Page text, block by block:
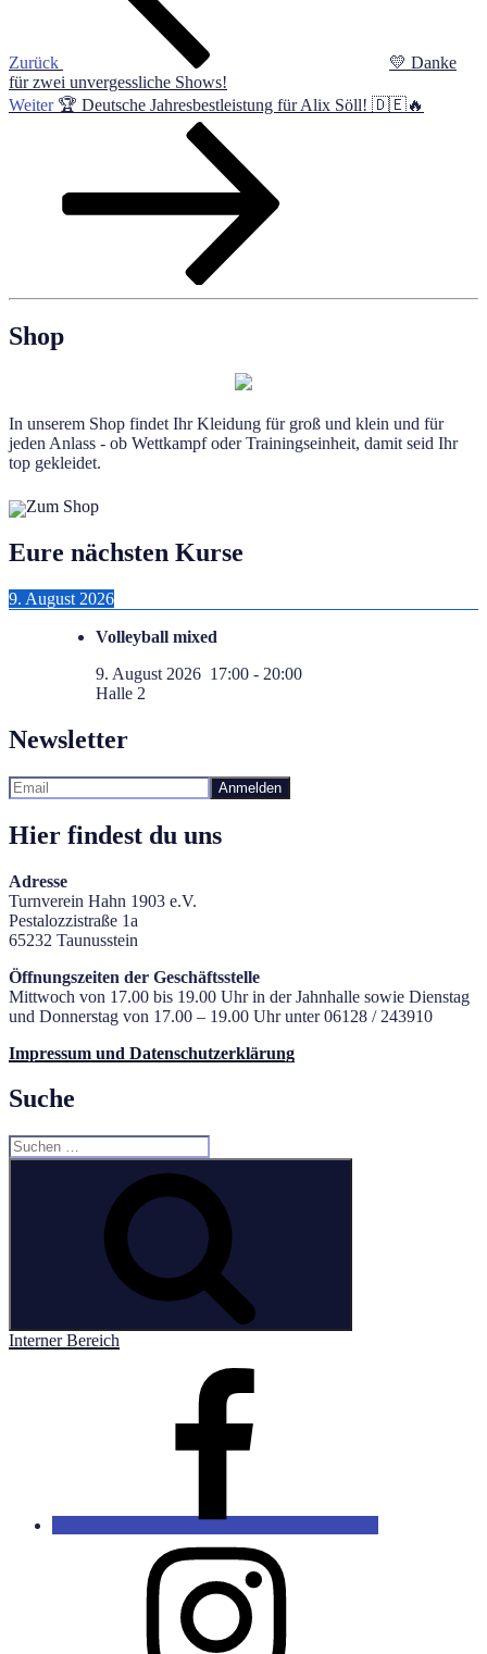
Zurück
💛 Danke
für zwei unvergessliche Shows!
Nächster
Weiter 🏆 Deutsche Jahresbestleistung für Alix Söll! 🇩🇪🔥
Shop
In unserem Shop findet Ihr Kleidung für groß und klein und für
jeden Anlass - ob Wettkampf oder Trainingseinheit, damit seid Ihr
top gekleidet.
Zum Shop
Eure nächsten Kurse
9. August 2026
Volleyball mixed
9. August 2026 17:00 - 20:00
Halle 2
Newsletter
Hier findest du uns
Adresse
Turnverein Hahn 1903 e.V.
Pestalozzistraße 1a
65232 Taunusstein
Öffnungszeiten der Geschäftsstelle
Mittwoch von 17.00 bis 19.00 Uhr in der Jahnhalle sowie Dienstag
und Donnerstag von 17.00 – 19.00 Uhr unter 06128 / 243910
Impressum und Datenschutzerklärung
Suche
Suchen
nach:
Interner Bereich